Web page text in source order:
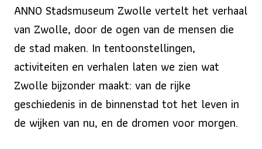
ANNO Stadsmuseum Zwolle vertelt het verhaal
van Zwolle, door de ogen van de mensen die
de stad maken. In tentoonstellingen,
activiteiten en verhalen laten we zien wat
Zwolle bijzonder maakt: van de rijke
geschiedenis in de binnenstad tot het leven in
de wijken van nu, en de dromen voor morgen.